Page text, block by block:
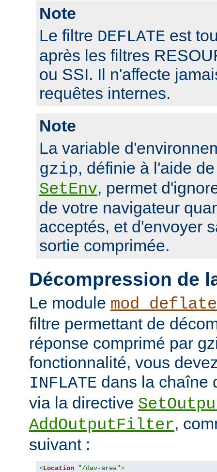
Note
Le filtre DEFLATE est
après les filtres
ou SSI. Il n'affecte
requêtes internes.
Note
La variable
gzip, définie à l'aide
SetEnv, permet
de votre navigateur
acceptés, et d'envoyer
sortie comprimée.
Décompression de
Le module mod_deflate
filtre permettant de
réponse comprimé par
fonctionnalité, vous
INFLATE dans la chaîne
via la directive
AddOutputFilter,
suivant :
<Location "/dav-area">